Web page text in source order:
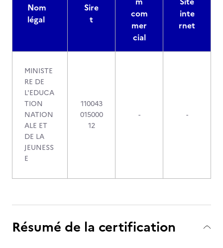
Nom
légal
Sire
t
com
mer
cial
inte
rnet
MINISTE
RE DE
L'EDUCA
TION
NATION
ALE ET
DE LA
JEUNESS
E
110043
015000
12
- -
Résumé de la certification